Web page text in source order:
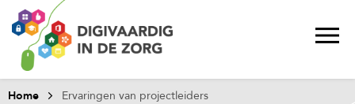
Home Ervaringen van projectleiders